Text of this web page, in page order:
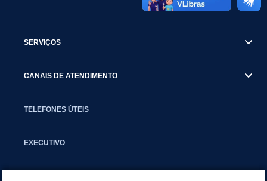
SERVIÇOS
CANAIS DE ATENDIMENTO
TELEFONES ÚTEIS
EXECUTIVO